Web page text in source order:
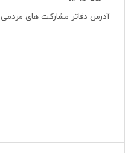
آدرس دفاتر مشارکت های مردمی